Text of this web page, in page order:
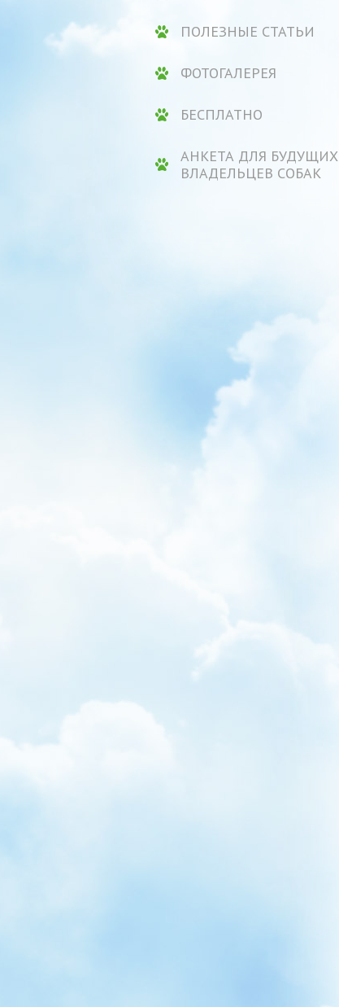
ПОЛЕЗНЫЕ СТАТЬИ
ФОТОГАЛЕРЕЯ
БЕСПЛАТНО
АНКЕТА ДЛЯ БУДУЩИХ
ВЛАДЕЛЬЦЕВ СОБАК